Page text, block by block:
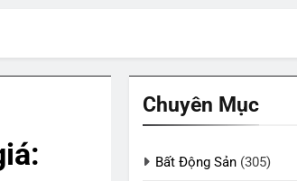
Chuyên Mục
Bất Động Sản (305)